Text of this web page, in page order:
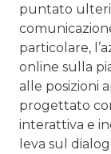
puntato
particolare,
online sulla
alle posizioni
progettato
interattiva e
leva sul